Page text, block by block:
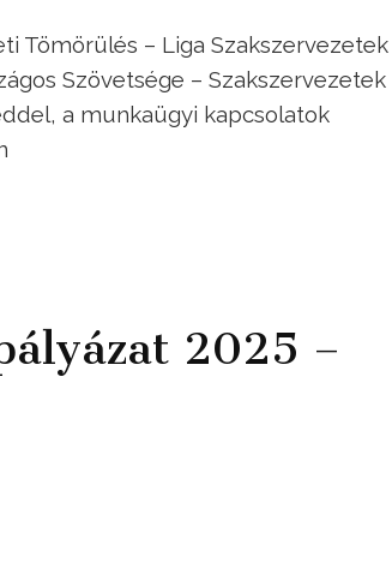
Tömörülés – Liga Szakszervezetek
Szövetsége – Szakszervezetek
a munkaügyi kapcsolatok
2025 –